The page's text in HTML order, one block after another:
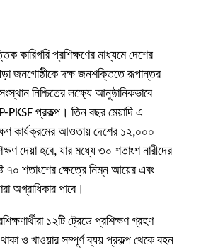
কারিগরি প্রশিক্ষণের মাধ্যমে দেশের
জনগোষ্ঠীকে দক্ষ জনশক্তিতে রূপান্তর
নিশ্চিতের লক্ষ্যে আনুষ্ঠানিকভাবে
প্রকল্প। তিন বছর মেয়াদি এ
কার্যক্রমের আওতায় দেশের ১২,০০০
দেয়া হবে, যার মধ্যে ৩০ শতাংশ নারীদের
৭০ শতাংশের ক্ষেত্রে নিম্ন আয়ের এবং
অগ্রাধিকার পাবে।
১২টি ট্রেডে প্রশিক্ষণ গ্রহণ
ও খাওয়ার সম্পূর্ণ ব্যয় প্রকল্প থেকে বহন